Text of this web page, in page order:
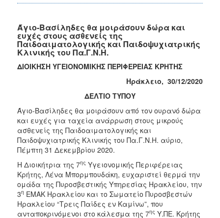
Άγιο-Βασίληδες θα μοιράσουν δώρα και
ευχές στους ασθενείς της
Παιδοαιματολογικής και Παιδοψυχιατρικής
Κλινικής του Πα.Γ.Ν.Η.
ΔΙΟΙΚΗΣΗ ΥΓΕΙΟΝΟΜΙΚΗΣ ΠΕΡΙΦΕΡΕΙΑΣ ΚΡΗΤΗΣ
Ηράκλειο, 30/12/2020
ΔΕΛΤΙΟ ΤΥΠΟΥ
Άγιο-Βασίληδες θα μοιράσουν από τον ουρανό δώρα
και ευχές για ταχεία ανάρρωση στους μικρούς
ασθενείς της Παιδοαιματολογικής και
Παιδοψυχιατρικής Κλινικής του Πα.Γ.Ν.Η. αύριο,
Πέμπτη 31 Δεκεμβρίου 2020.
Η Διοικήτρια της 7ης Υγειονομικής Περιφέρειας
Κρήτης, Λένα Μπορμπουδάκη, ευχαριστεί θερμά την
ομάδα της Πυροσβεστικής Υπηρεσίας Ηρακλείου, την
3η ΕΜΑΚ Ηρακλείου και το Σωματείο Πυροσβεστών
Ηρακλείου “Τρεις Παίδες εν Καμίνω”, που
ανταποκρινόμενοι στο κάλεσμα της 7ης Υ.ΠΕ. Κρήτης